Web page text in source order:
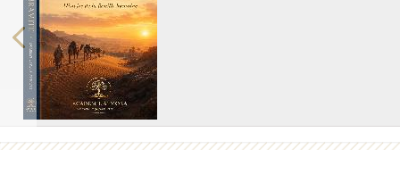
Previous